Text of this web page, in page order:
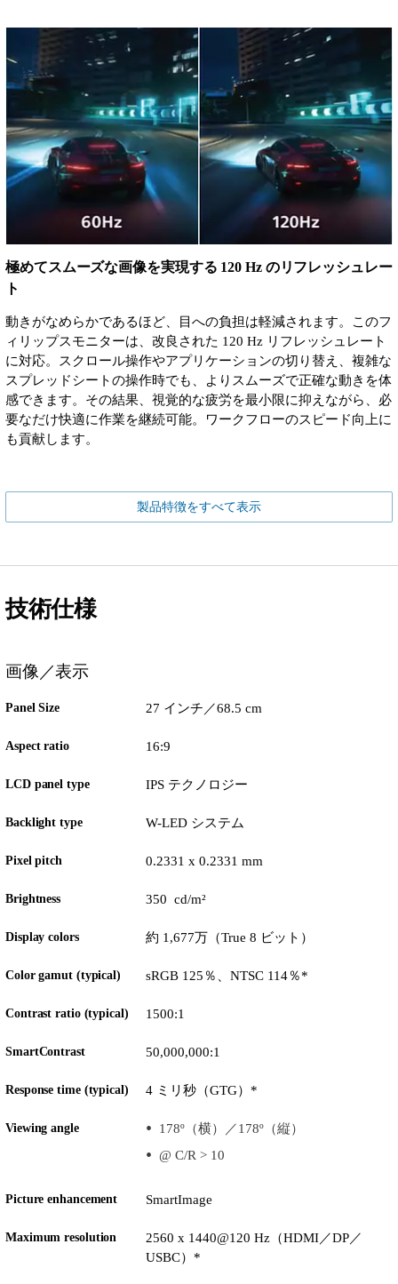
極めてスムーズな画像を実現する 120 Hz のリフレッシュレー
ト
動きがなめらかであるほど、目への負担は軽減されます。このフ
ィリップスモニターは、改良された 120 Hz リフレッシュレート
に対応。スクロール操作やアプリケーションの切り替え、複雑な
スプレッドシートの操作時でも、よりスムーズで正確な動きを体
感できます。その結果、視覚的な疲労を最小限に抑えながら、必
要なだけ快適に作業を継続可能。ワークフローのスピード向上に
も貢献します。
製品特徴をすべて表示
技術仕様
画像／表示
Panel Size 27 インチ／68.5 cm
Aspect ratio 16:9
LCD panel type IPS テクノロジー
Backlight type W-LED システム
Pixel pitch 0.2331 x 0.2331 mm
Brightness 350 cd/m²
Display colors 約 1,677万（True 8 ビット）
Color gamut (typical) sRGB 125％、NTSC 114％*
Contrast ratio (typical) 1500:1
SmartContrast 50,000,000:1
Response time (typical) 4 ミリ秒（GTG）*
Viewing angle
178º（横）／178º（縦）
@ C/R > 10
Picture enhancement SmartImage
Maximum resolution
2560 x 1440@120 Hz（HDMI／DP／
USBC）*